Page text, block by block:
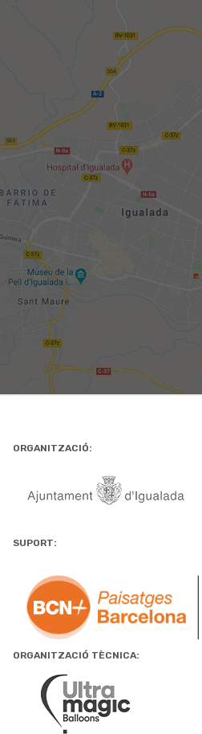
ORGANITZACIÓ:
SUPORT:
ORGANITZACIÓ TÈCNICA: